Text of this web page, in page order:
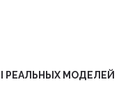
РЕАЛЬНЫХ МОДЕЛЕЙ